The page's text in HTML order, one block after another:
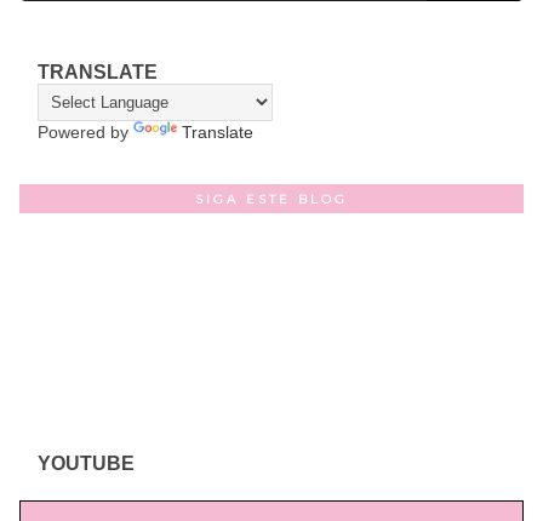
TRANSLATE
Powered by Translate
SIGA ESTE BLOG
YOUTUBE